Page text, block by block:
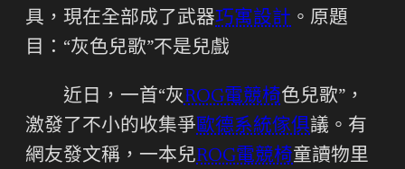
具，現在全部成了武器巧寓設計 。原題
目：“灰色兒歌”不是兒戲
近日，一首“灰ROG電競椅色兒歌”，
激發了不小的收集爭歐德系統傢俱議。有
網友發文稱，一本兒ROG電競椅童讀物里